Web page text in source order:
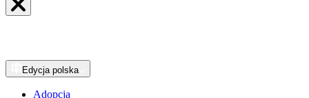
Edycja polska
Adopcja